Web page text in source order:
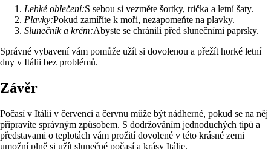
Lehké oblečení:S sebou si vezměte šortky, trička a letní šaty.
Plavky:Pokud zamíříte k moři, nezapomeňte na plavky.
Slunečník a krém:Abyste se chránili před slunečními paprsky.
Správné vybavení vám pomůže užít si dovolenou a přežít horké letní
dny v Itálii bez problémů.
Závěr
Počasí v Itálii v červenci a červnu může být nádherné, pokud se na něj
připravíte správným způsobem. S dodržováním jednoduchých tipů a
představami o teplotách vám prožití dovolené v této krásné zemi
umožní plně si užít slunečné počasí a krásy Itálie.